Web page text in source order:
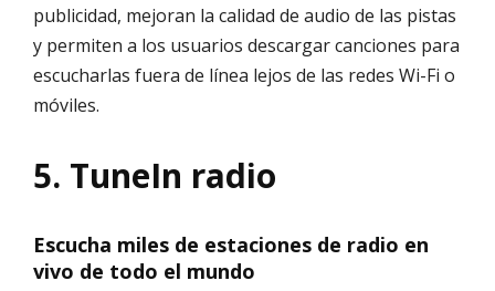
publicidad, mejoran la calidad de audio de las pistas
y permiten a los usuarios descargar canciones para
escucharlas fuera de línea lejos de las redes Wi-Fi o
móviles.
5. TuneIn radio
Escucha miles de estaciones de radio en
vivo de todo el mundo